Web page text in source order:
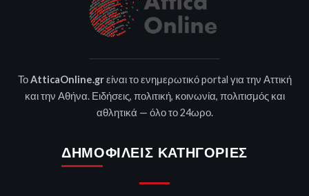
ΤοAtticaOnline.grείναι το ενημερωτικό portal για την Αττική
και την Αθήνα. Ειδήσεις, πολιτική, κοινωνία, πολιτισμός και
αθλητικά — όλο το 24ωρο.
ΔΗΜΟΦΙΛΕΊΣ ΚΑΤΗΓΟΡΊΕΣ